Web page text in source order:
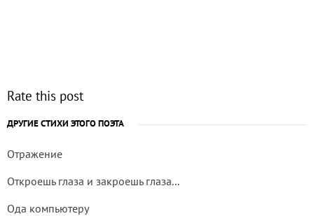
Rate this post
ДРУГИЕ СТИХИ ЭТОГО ПОЭТА
Отражение
Откроешь глаза и закроешь глаза...
Ода компьютеру